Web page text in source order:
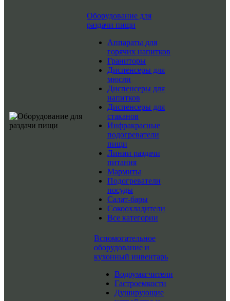
Оборудование для
раздачи пищи
Аппараты для
горячих напитков
Граниторы
Диспенсеры для
мюсли
Диспенсеры для
напитков
Диспенсеры для
стаканов
Инфракрасные
подогреватели
пищи
Линии раздачи
питания
Мармиты
Подогреватели
посуды
Салат-бары
Сокоохладители
Все категории
Вспомогательное
оборудование и
кухонный инвентарь
Водоумягчители
Гастроемкости
Душирующие